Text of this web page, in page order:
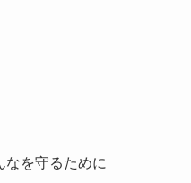
なを守るために